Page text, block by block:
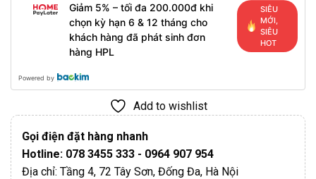
Giảm 5% – tối đa 200.000đ khi
chọn kỳ hạn 6 & 12 tháng cho
khách hàng đã phát sinh đơn
hàng HPL
SIÊU
MỚI,
SIÊU
HOT
Powered by
Add to wishlist
Gọi điện đặt hàng nhanh
Hotline: 078 3455 333 - 0964 907 954
Địa chỉ: Tầng 4, 72 Tây Sơn, Đống Đa, Hà Nội